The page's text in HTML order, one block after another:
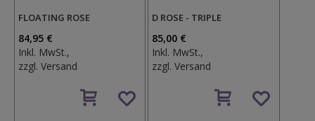
FLOATING ROSE
84,95 €
Inkl. MwSt.,
zzgl. Versand
den
D ROSE - TRIPLE
85,00 €
Inkl. MwSt.,
zzgl.Versand
den